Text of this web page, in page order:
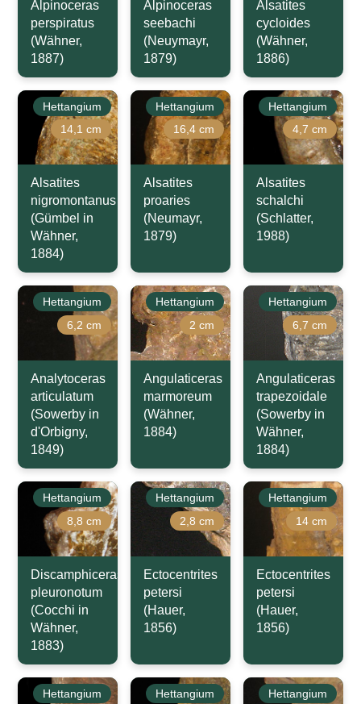
Alpinoceras
perspiratus
(Wähner,
1887)
Alpinoceras
seebachi
(Neuymayr,
1879)
Alsatites
cycloides
(Wähner,
1886)
Hettangium
14,1 cm
Alsatites
nigromontanus
(Gümbel in
Wähner,
1884)
Hettangium
16,4 cm
Alsatites
proaries
(Neumayr,
1879)
Hettangium
4,7 cm
Alsatites
schalchi
(Schlatter,
1988)
Hettangium
6,2 cm
Analytoceras
articulatum
(Sowerby in
d'Orbigny,
1849)
Hettangium
2 cm
Angulaticeras
marmoreum
(Wähner,
1884)
Hettangium
6,7 cm
Angulaticeras
trapezoidale
(Sowerby in
Wähner,
1884)
Hettangium
8,8 cm
Discamphiceras
pleuronotum
(Cocchi in
Wähner,
1883)
Hettangium
2,8 cm
Ectocentrites
petersi
(Hauer,
1856)
Hettangium
14 cm
Ectocentrites
petersi
(Hauer,
1856)
Hettangium Hettangium Hettangium